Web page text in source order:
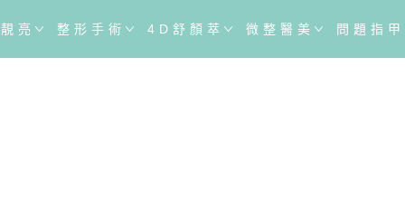
亮 整形手術 4D舒顏萃 微整醫美 問題指甲